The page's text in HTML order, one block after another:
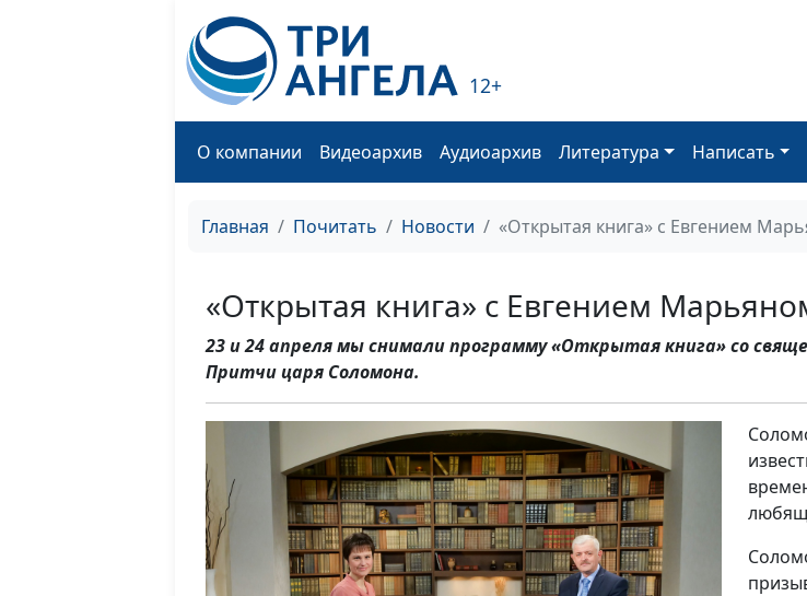
12+
О компании Видеоархив Аудиоархив Литература Написать
Главная Почитать Новости «Открытая книга» с Евгением
«Открытая книга» с Евгением
23 и 24 апреля мы снимали программу «Открытая книга» со
Притчи царя Соломона.